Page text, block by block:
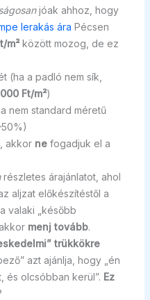
jóak ahhoz, hogy
lerakás ára Pécsen
m²között mozog, de ez
(ha a padló nem sík,
Ft/m²)
nem standard méretű
akkor nefogadjuk el a
részletes árajánlatot, ahol
aljzat előkészítéstől a
valaki „később
menj tovább.
trükkökre
azt ajánlja, hogy „én
és olcsóbban kerül”. Ez